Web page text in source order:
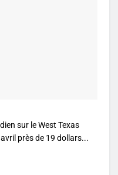
sur le West Texas
près de 19 dollars...